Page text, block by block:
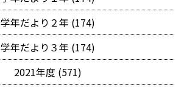
学年だより２年 (174)
学年だより３年 (174)
2021年度 (571)